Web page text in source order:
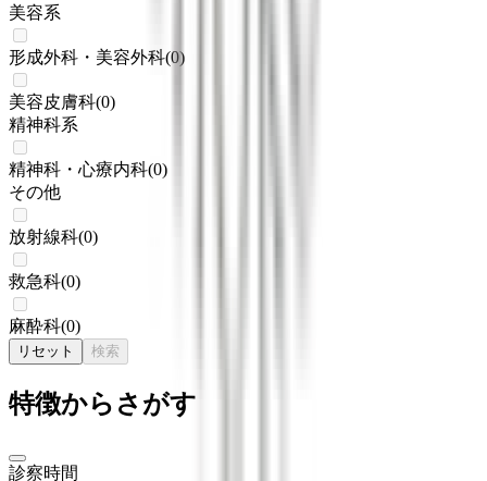
美容系
形成外科・美容外科(0)
美容皮膚科(0)
精神科系
精神科・心療内科(0)
その他
放射線科(0)
救急科(0)
麻酔科(0)
リセット 検索
特徴からさがす
診察時間